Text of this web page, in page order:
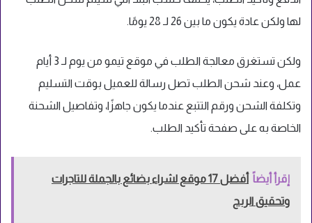
لها ولكن عادة يكون ما بين 26 لـ 28 يومًا.
ولكن تستغرق معالجة الطلب في موقع تيمو من يوم لـ 3 أيام
عمل، وعند شحن الطلب تصل رسالة للعميل بوقت التسليم
وتكلفة الشحن ورقم التتبع عندما يكون جاهزًا، وتفاصيل الشحنة
الخاصة به على صفحة تأكيد الطلب.
إقرأ أيضاً
أفضل 17 موقع لشراء بضائع بالجملة للتاجرات
وتحقيق الربح